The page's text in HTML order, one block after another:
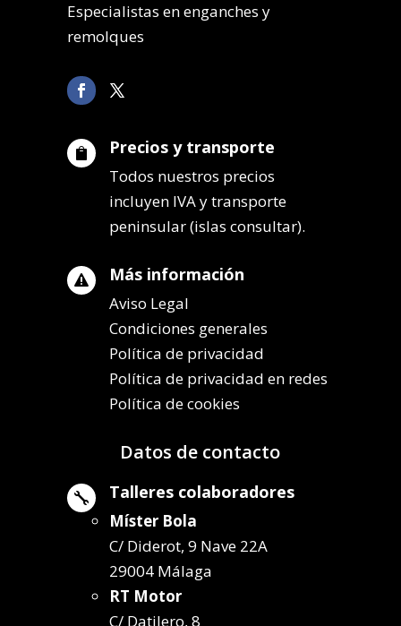
Especialistas en enganches y
remolques
 Precios y transporte
Todos nuestros precios
incluyen IVA y transporte
peninsular (islas consultar).
 Más información
Aviso Legal
Condiciones generales
Política de privacidad
Política de privacidad en redes
Política de cookies
Datos de contacto
 Talleres colaboradores
Míster Bola
C/ Diderot, 9 Nave 22A
29004 Málaga
RT Motor
C/ Datilero, 8